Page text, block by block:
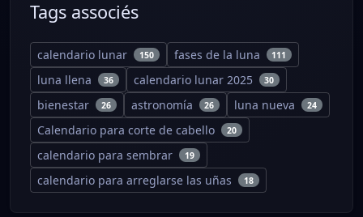
Tags associés
calendario lunar 150 fases de la luna 111
luna llena 36 calendario lunar 2025 30
bienestar 26 astronomía 26 luna nueva 24
Calendario para corte de cabello 20
calendario para sembrar 19
calendario para arreglarse las uñas 18